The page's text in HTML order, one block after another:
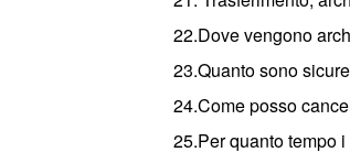
22.Dove vengono
23.Quanto sono
24.Come posso
25.Per quanto tempo